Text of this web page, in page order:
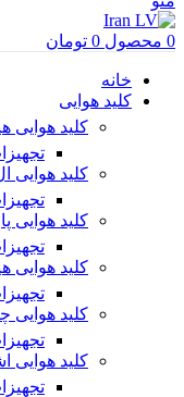
0 محصول 0 تومان
خانه
کلید هوایی
کلید هوایی
کلید هوایی
کلید هوایی
کلید هوایی
کلید هوایی
کلید هوایی